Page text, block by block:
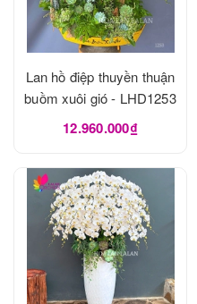
Lan hồ điệp thuyền thuận
buồm xuôi gió - LHD1253
12.960.000₫